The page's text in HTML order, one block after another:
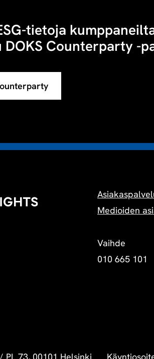
tietoja
DOKS Counterparty -
Medioiden
Vaihde
010 665 101
/ PL 73, 00101 Helsinki